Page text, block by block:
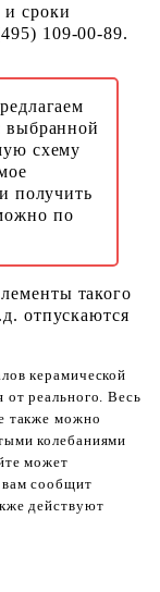
и сроки
109-00-89.
выбранной
схему
получить
по
такого
отпускаются
керамической
от реального. Весь
также можно
колебаниями
может
вам сообщит
действуют